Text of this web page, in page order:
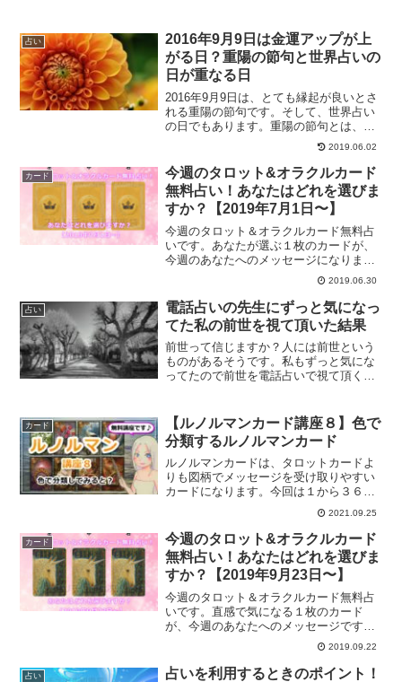
占い
2016年9月9日は金運アップが上
がる日？重陽の節句と世界占いの
日が重なる日
2016年9月9日は、とても縁起が良いとさ
れる重陽の節句です。そして、世界占い
の日でもあります。重陽の節句とは、ど
んな日なのでしょうか？重陽の日にする
と運気が上がる事、また、世界占いの日
についても、ご紹介していきます。
2019.06.02
カード
今週のタロット&オラクルカード
無料占い！あなたはどれを選びま
すか？【2019年7月1日〜】
今週のタロット＆オラクルカード無料占
いです。あなたが選ぶ１枚のカードが、
今週のあなたへのメッセージになりま
す。３枚のカードの中から直感であなた
2019.06.30
占い
電話占いの先生にずっと気になっ
てた私の前世を視て頂いた結果
前世って信じますか？人には前世という
ものがあるそうです。私もずっと気にな
ってたので前世を電話占いで視て頂く事
スメの先生もご紹介します。
カード
【ルノルマンカード講座８】色で
分類するルノルマンカード
ルノルマンカードは、タロットカードよ
りも図柄でメッセージを受け取りやすい
カードになります。今回は１から３６ま
で色で分類してみます。ルノルマンカー
ドをマスターし、タロットリーディング
力をあげませんか？ルノルマンカード講
座８回目です。
2021.09.25
カード
今週のタロット&オラクルカード
無料占い！あなたはどれを選びま
すか？【2019年9月23日〜】
今週のタロット＆オラクルカード無料占
いです。直感で気になる１枚のカード
が、今週のあなたへのメッセージです。
直感で感じることは天からのメッセージ
です。天からのメッセージに従って、一
週間を過ごしてみませんか？
2019.09.22
占い
占いを利用するときのポイント！